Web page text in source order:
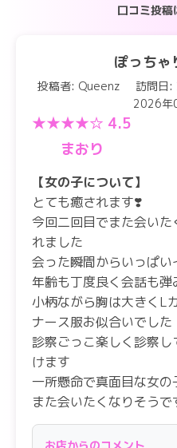
口コミ投稿
ぽっちゃ
投稿者: Queenz 訪問日
2026年
★★★★☆ 4.5
まおり
【女の子について】
とても癒されます❣️
今回二回目でまた会い
れました
会った瞬間からいっぱ
年齢も丁度良く会話も
小柄ながら胸は大きくL
ナース服お似合いでした
診察ごっこ楽しく診察
けます
一所懸命で真面目な女
また会いたくなりそうで